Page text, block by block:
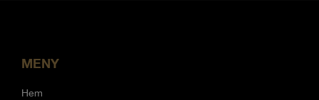
MENY
Hem